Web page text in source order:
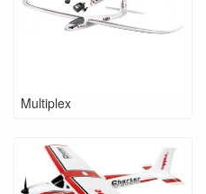
Multiplex